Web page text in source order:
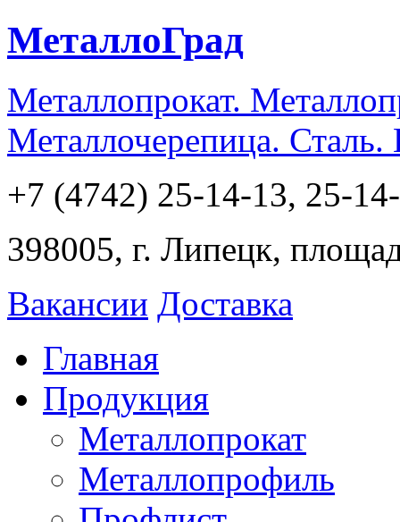
МеталлоГрад
Металлопрокат.
Металлочерепица.
+7 (4742) 25-14-13, 25-
398005, г. Липецк,
Вакансии Доставка
Главная
Продукция
Металлопрокат
Металлопрофиль